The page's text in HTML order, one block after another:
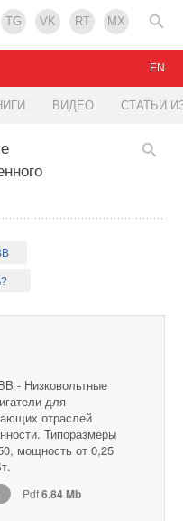
TG VK RT MX
ВИДЕО СТАТЬИ
EN
- Низковольтные
для
отраслей
Типоразмеры
мощность от 0,25
Pdf6.84 Mb